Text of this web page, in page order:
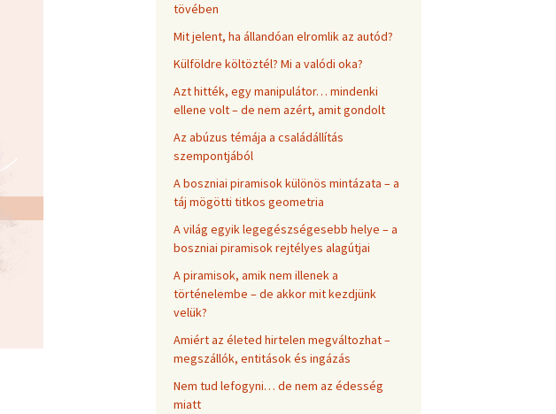
tövében
Mit jelent, ha állandóan elromlik az autód?
Külföldre költöztél? Mi a valódi oka?
Azt hitték, egy manipulátor… mindenki
ellene volt – de nem azért, amit gondolt
Az abúzus témája a családállítás
szempontjából
A boszniai piramisok különös mintázata – a
táj mögötti titkos geometria
A világ egyik legegészségesebb helye – a
boszniai piramisok rejtélyes alagútjai
A piramisok, amik nem illenek a
történelembe – de akkor mit kezdjünk
velük?
Amiért az életed hirtelen megváltozhat –
megszállók, entitások és ingázás
Nem tud lefogyni… de nem az édesség
miatt